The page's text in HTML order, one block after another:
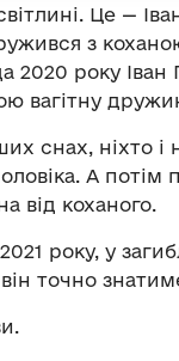
Це —
з
2020 року
вагітну
снах, ніхто
А
від коханого.
року, у
точно